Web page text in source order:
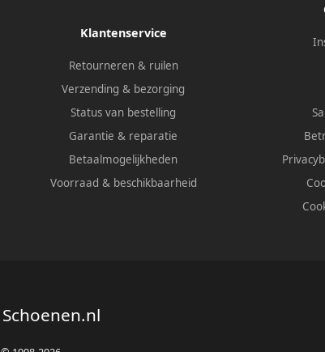
Klantenservice
Retourneren & ruilen
Verzending & bezorging
Status van bestelling
Garantie & reparatie
Betaalmogelijkheden
Voorraad & beschikbaarheid
Schoenen.nl